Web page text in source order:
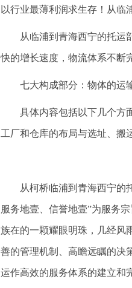
以行业最薄利润求生存！从临
从临浦到青海西宁的托运
快的增长速度，物流体系不断
七大构成部分：物体的运
具体内容包括以下几个方
工厂和仓库的布局与选址、搬
从柯桥临浦到青海西宁的
服务地壹、信誉地壹”为服务
族在的一颗耀眼明珠，几经风
善的管理机制、高瞻远瞩的决
运作高效的服务体系的建立和